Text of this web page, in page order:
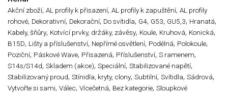
Akční zboží, AL profily k přisazení, AL profily k zapuštění, AL profily
rohové, Dekorativní, Dekorační, Do svítidla, G4, G53, GU5,3, Hranatá,
Kabely, šňůry, Kotvící prvky, držáky, závěsy, Koule, Kruhová, Konická,
B15D, Lišty a příslušenství, Nepřímé osvětlení, Podélná, Polokoule,
Poziční, Páskové Wave, Přisazená, Příslušenství, S ramenem,
S14s/S14d, Skladem (akce), Speciální, Stabilizované napětí,
Stabilizovaný proud, Stínidla, kryty, clony, Subtilní, Svítidla, Sádrová,
Vytvořte si sami, Válec, Vícečetná, Bez kategorie, Sloupkové